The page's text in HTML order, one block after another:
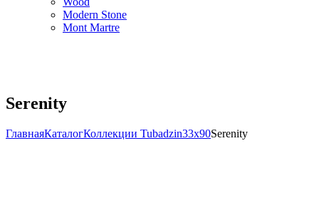
Modern Stone
Mont Martre
Serenity
ГлавнаяКаталогКоллекции Tubadzin33x90Serenity